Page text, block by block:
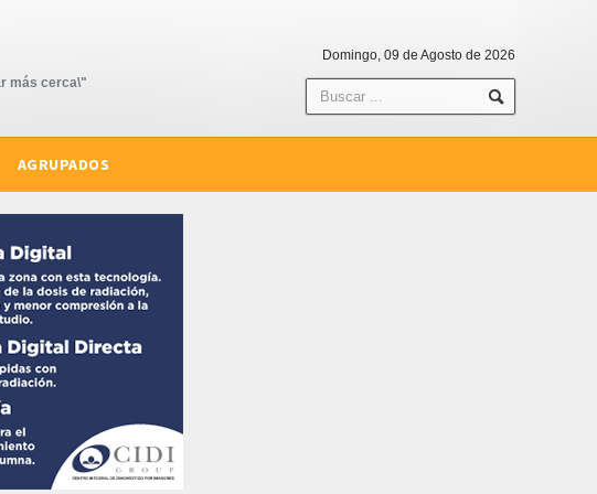
más cerca\"
Domingo, 09 de Agosto de 2026
AGRUPADOS